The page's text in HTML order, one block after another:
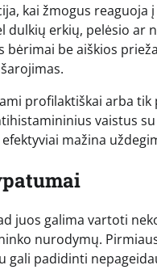
kai žmogus reaguoja
dulkių erkių, pelėsio ar
bėrimai be aiškios
profilaktiškai arba
vaistus
mažina
juos galima vartoti
nurodymų.
gali padidinti